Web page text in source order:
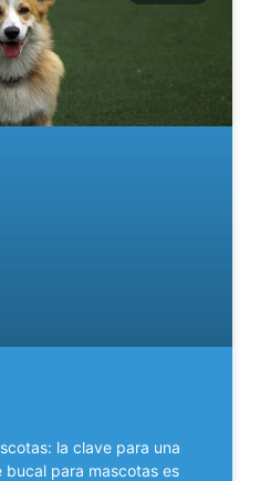
la clave para una
bucal para mascotas es